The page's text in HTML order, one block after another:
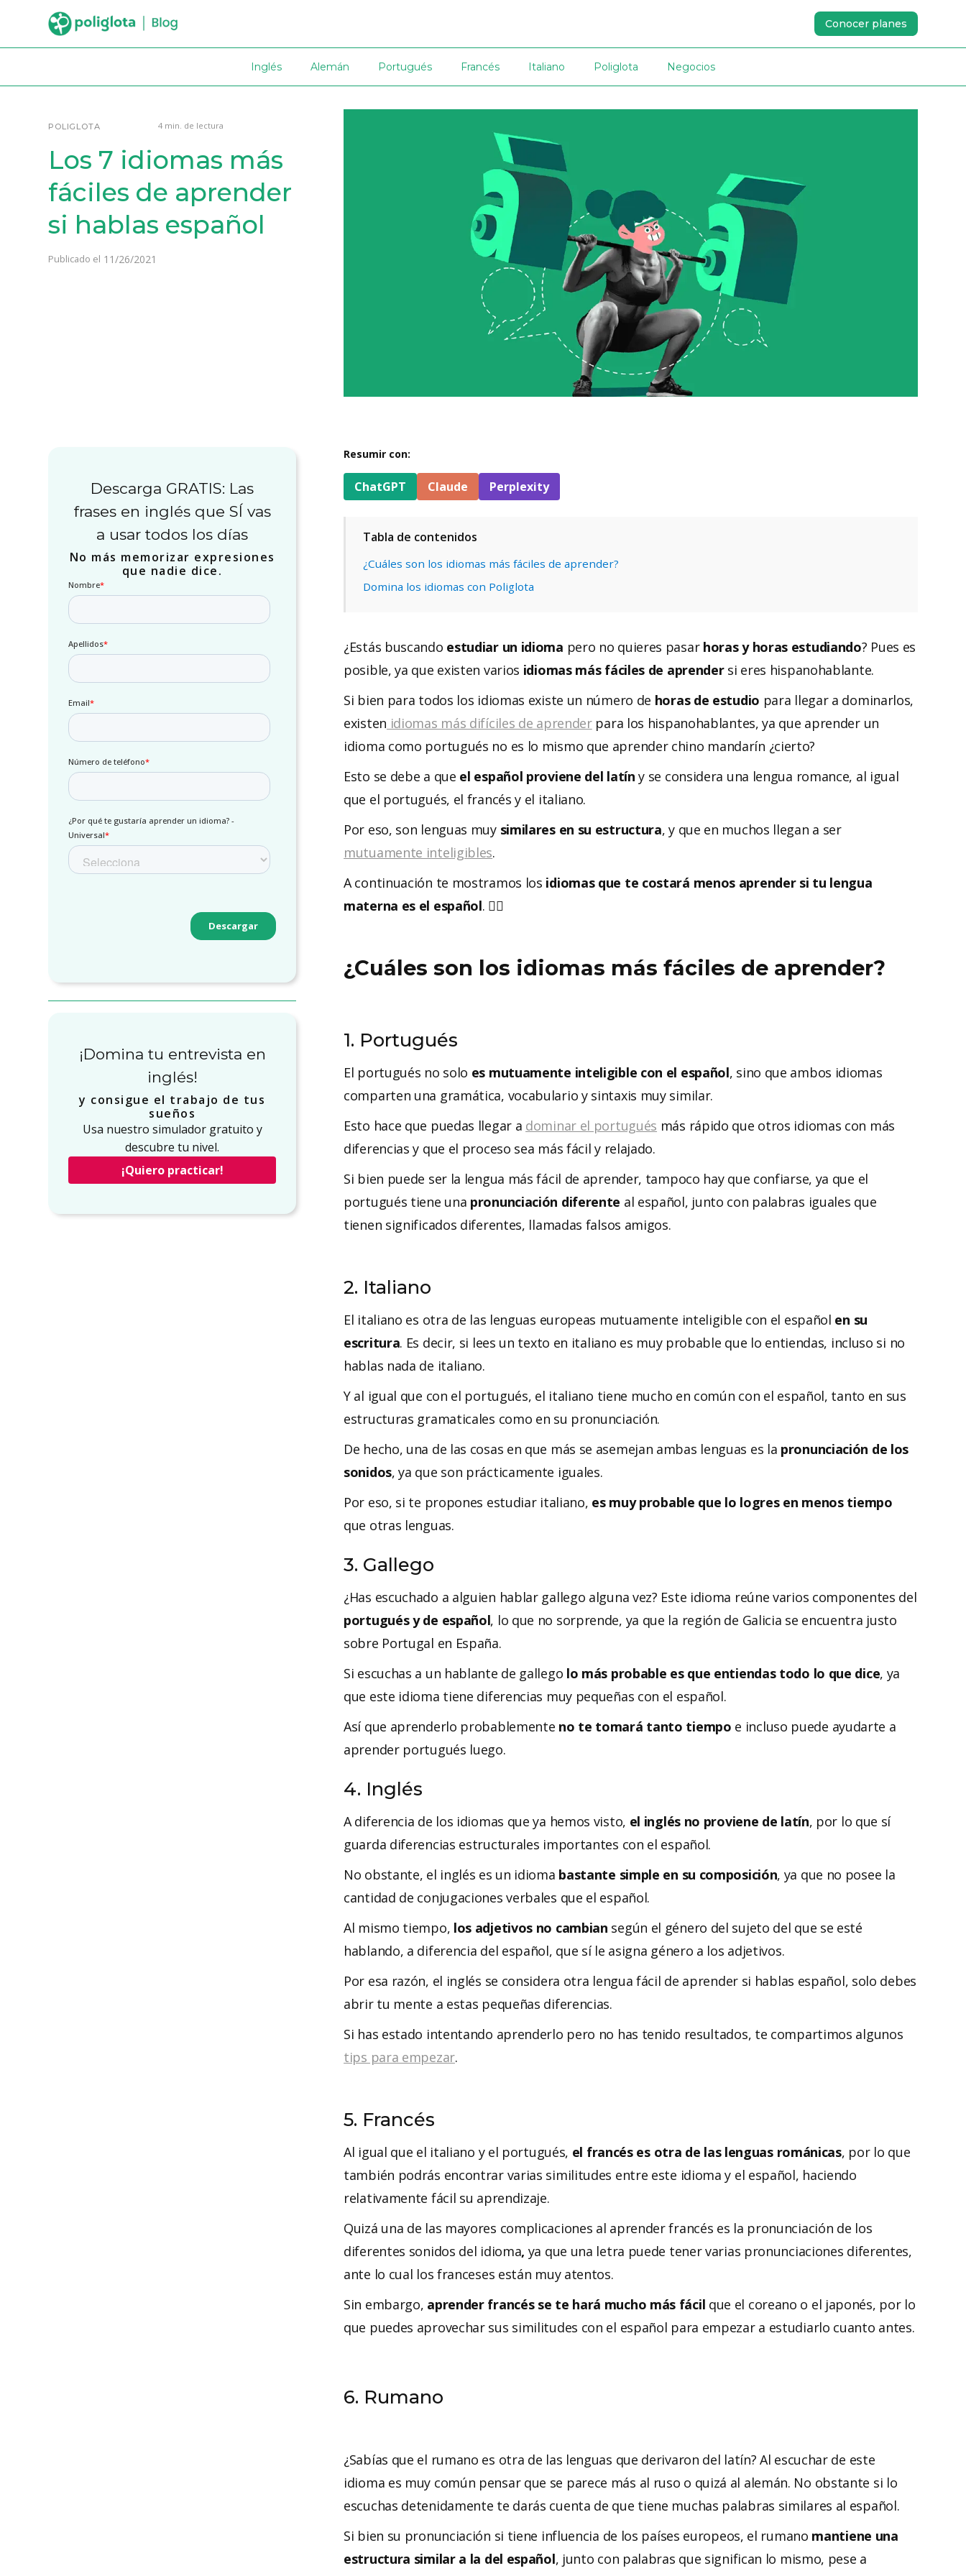
Conocer planes
Inglés Alemán Portugués Francés Italiano Poliglota Negocios
POLIGLOTA 4 min. de lectura
Los 7 idiomas más
fáciles de aprender
si hablas español
Publicado el 11/26/2021
Descarga GRATIS: Las
frases en inglés que SÍ vas
a usar todos los días
No más memorizar expresiones
que nadie dice.
¡Domina tu entrevista en
inglés!
y consigue el trabajo de tus
sueños
Usa nuestro simulador gratuito y
descubre tu nivel.
¡Quiero practicar!
Resumir con:
ChatGPT Claude Perplexity
Tabla de contenidos
¿Cuáles son los idiomas más fáciles de aprender?
Domina los idiomas con Poliglota
¿Estás buscando estudiar un idioma pero no quieres pasarhoras y horas estudiando? Pues es
posible, ya que existen varios idiomas más fáciles de aprendersi eres hispanohablante.
Si bien para todos los idiomas existe un número de horas de estudio para llegar a dominarlos,
existen idiomas más difíciles de aprenderpara los hispanohablantes, ya que aprender un
idioma como portugués no es lo mismo que aprender chino mandarín ¿cierto?
Esto se debe a que el español proviene del latíny se considera una lengua romance, al igual
que el portugués, el francés y el italiano.
Por eso, son lenguas muysimilares en su estructura, y que en muchos llegan a ser
mutuamente inteligibles.
A continuación te mostramos los idiomas que te costará menos aprender si tu lengua
materna es el español. 👇🏻
¿Cuáles son los idiomas más fáciles de aprender?
1. Portugués
El portugués no solo es mutuamente inteligible con el español, sino que ambos idiomas
comparten una gramática, vocabulario y sintaxis muy similar.
Esto hace que puedas llegar a dominar el portugués más rápido que otros idiomas con más
diferencias y que el proceso sea más fácil y relajado.
Si bien puede ser la lengua más fácil de aprender, tampoco hay que confiarse, ya que el
portugués tiene una pronunciación diferente al español, junto con palabras iguales que
tienen significados diferentes, llamadas falsos amigos.
2. Italiano
El italiano es otra de las lenguas europeas mutuamente inteligible con el español en su
escritura. Es decir, si lees un texto en italiano es muy probable que lo entiendas, incluso si no
hablas nada de italiano.
Y al igual que con el portugués, el italiano tiene mucho en común con el español, tanto en sus
estructuras gramaticales como en su pronunciación.
De hecho, una de las cosas en que más se asemejan ambas lenguas es la pronunciación de los
sonidos, ya que son prácticamente iguales.
Por eso, si te propones estudiar italiano, es muy probable que lo logres en menos tiempo
que otras lenguas.
3. Gallego
¿Has escuchado a alguien hablar gallego alguna vez? Este idioma reúne varios componentes del
portugués y de español, lo que no sorprende, ya que la región de Galicia se encuentra justo
sobre Portugal en España.
Si escuchas a un hablante de gallego lo más probable es que entiendas todo lo que dice, ya
que este idioma tiene diferencias muy pequeñas con el español.
Así que aprenderlo probablemente no te tomará tanto tiempo e incluso puede ayudarte a
aprender portugués luego.
4. Inglés
A diferencia de los idiomas que ya hemos visto, el inglés no proviene de latín, por lo que sí
guarda diferencias estructurales importantes con el español.
No obstante, el inglés es un idioma bastante simple en su composición, ya que no posee la
cantidad de conjugaciones verbales que el español.
Al mismo tiempo, los adjetivos no cambian según el género del sujeto del que se esté
hablando, a diferencia del español, que sí le asigna género a los adjetivos.
Por esa razón, el inglés se considera otra lengua fácil de aprender si hablas español, solo debes
abrir tu mente a estas pequeñas diferencias.
Si has estado intentando aprenderlo pero no has tenido resultados, te compartimos algunos
tips para empezar.
5. Francés
Al igual que el italiano y el portugués, el francés es otra de las lenguas románicas, por lo que
también podrás encontrar varias similitudes entre este idioma y el español, haciendo
relativamente fácil su aprendizaje.
Quizá una de las mayores complicaciones al aprender francés es la pronunciación de los
diferentes sonidos del idioma, ya que una letra puede tener varias pronunciaciones diferentes,
ante lo cual los franceses están muy atentos.
Sin embargo, aprender francés se te hará mucho más fácil que el coreano o el japonés, por lo
que puedes aprovechar sus similitudes con el español para empezar a estudiarlo cuanto antes.
6. Rumano
¿Sabías que el rumano es otra de las lenguas que derivaron del latín? Al escuchar de este
idioma es muy común pensar que se parece más al ruso o quizá al alemán. No obstante si lo
escuchas detenidamente te darás cuenta de que tiene muchas palabras similares al español.
Si bien su pronunciación si tiene influencia de los países europeos, el rumano mantiene una
estructura similar a la del español, junto con palabras que significan lo mismo, pese a